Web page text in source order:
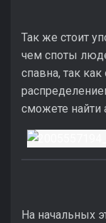
Так же стоит
чем споты
спавна, так
сможете
На начальных